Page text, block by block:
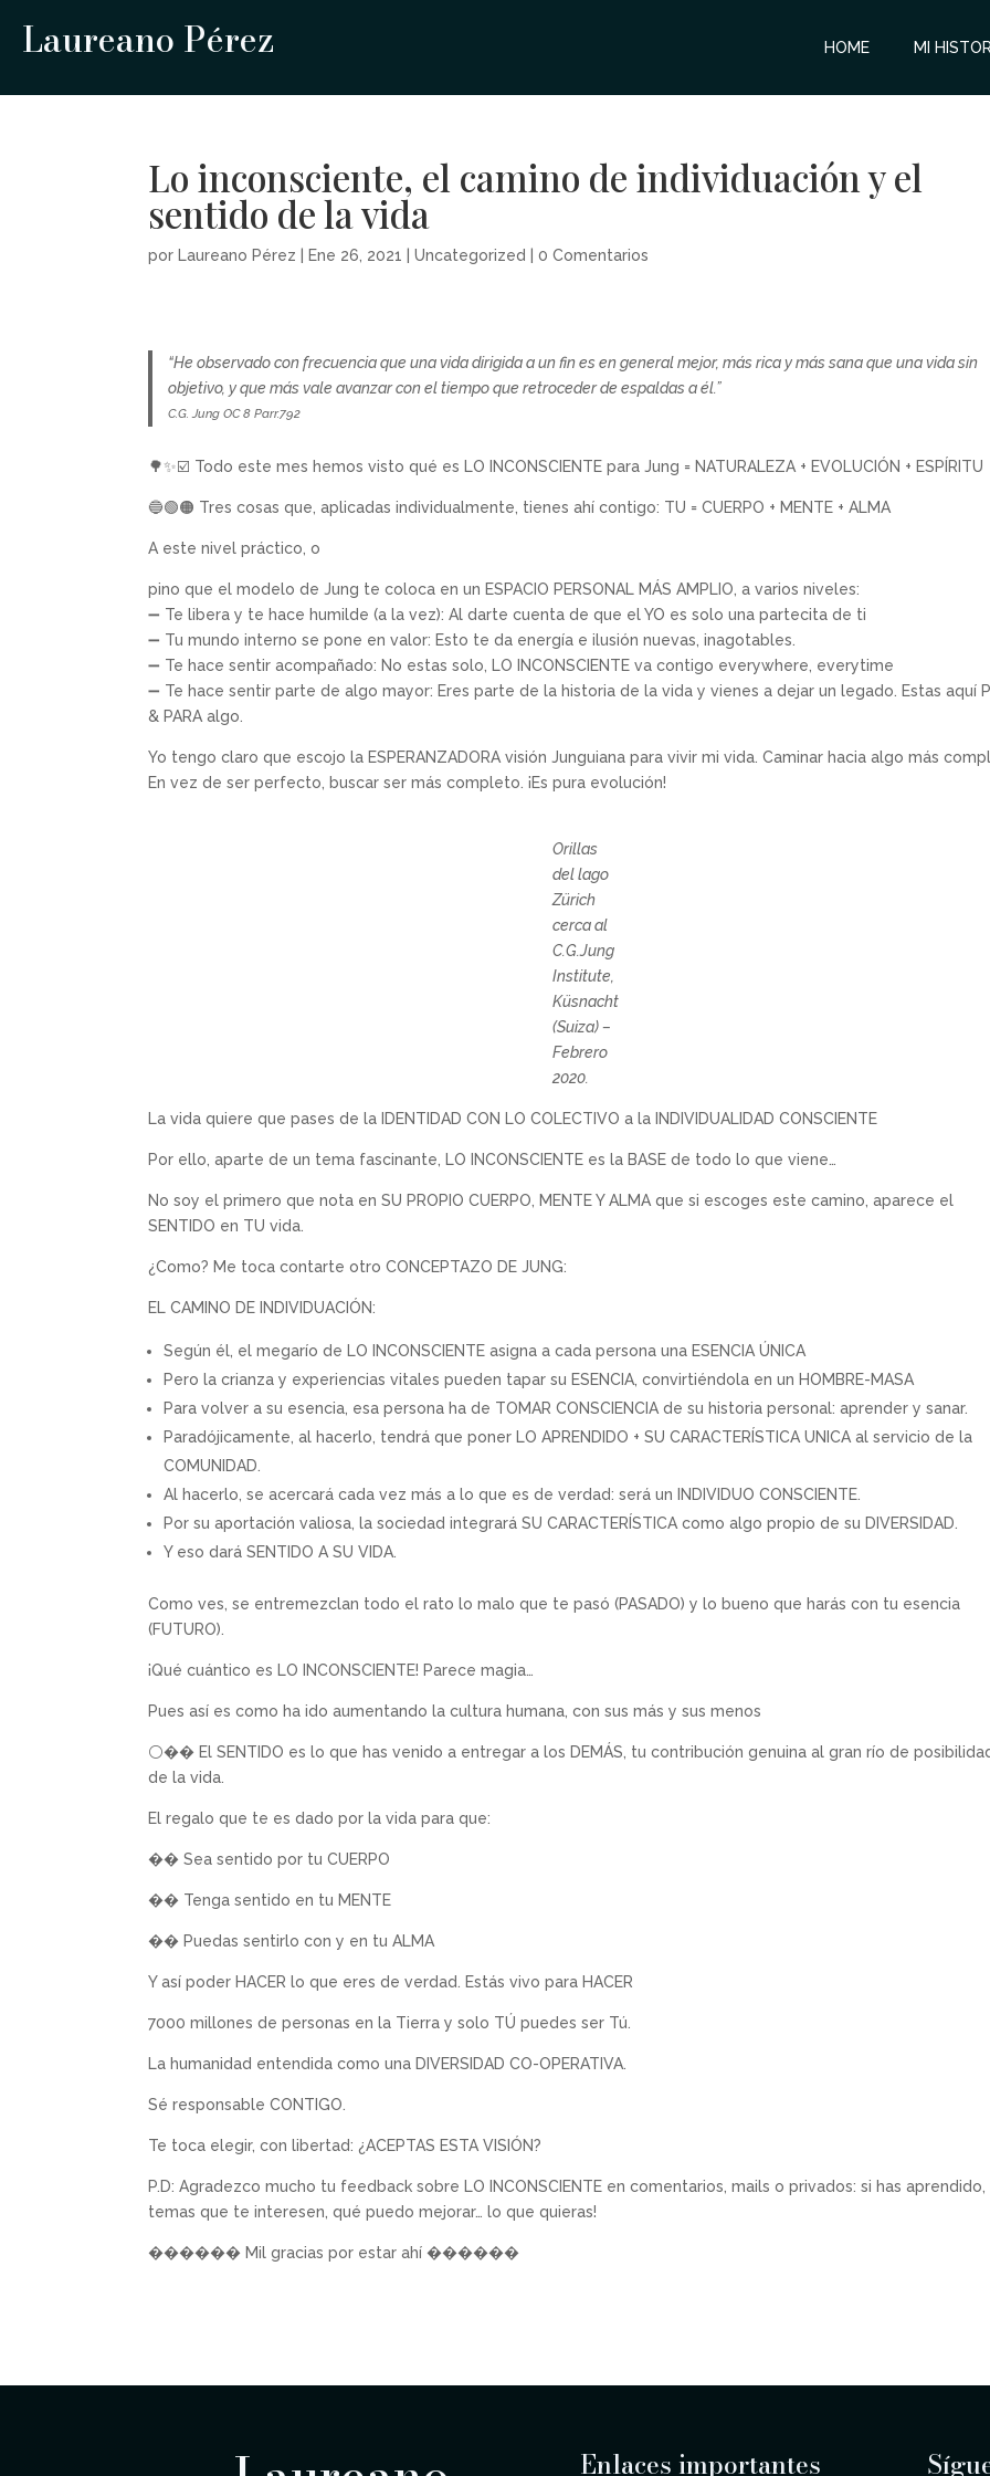
Laureano Pérez HOME MI
Lo inconsciente, el camino de individuación y el
sentido de la vida
por Laureano Pérez Ene 26, 2021 |Uncategorized |0 Comentarios
“He observado con frecuencia que una vida dirigida a un fin es en general mejor, más rica y más sana que una vida sin
objetivo, y que más vale avanzar con el tiempo que retroceder de espaldas a él.”
C.G. Jung OC 8 Parr.792
🌳✨☑️ Todo este mes hemos visto qué es LO INCONSCIENTE para Jung = NATURALEZA + EVOLUCIÓN + ESPÍRITU
🔵🟢🟠 Tres cosas que, aplicadas individualmente, tienes ahí contigo: TU = CUERPO + MENTE + ALMA
A este nivel práctico, o
pino que el modelo de Jung te coloca en un ESPACIO PERSONAL MÁS AMPLIO, a varios niveles:
➖ Te libera y te hace humilde (a la vez): Al darte cuenta de que el YO es solo una partecita de ti
➖ Tu mundo interno se pone en valor: Esto te da energía e ilusión nuevas, inagotables.
➖ Te hace sentir acompañado: No estas solo, LO INCONSCIENTE va contigo everywhere, everytime
➖ Te hace sentir parte de algo mayor: Eres parte de la historia de la vida y vienes a dejar un legado. Estas aquí
& PARA algo.
Yo tengo claro que escojo la ESPERANZADORA visión Junguiana para vivir mi vida. Caminar hacia algo más
En vez de ser perfecto, buscar ser más completo. ¡Es pura evolución!
Orillas
del lago
Zürich
cerca al
C.G.Jung
Institute,
Küsnacht
(Suiza) –
Febrero
2020.
La vida quiere que pases de la IDENTIDAD CON LO COLECTIVO a la INDIVIDUALIDAD CONSCIENTE
Por ello, aparte de un tema fascinante, LO INCONSCIENTE es la BASE de todo lo que viene…
No soy el primero que nota en SU PROPIO CUERPO, MENTE Y ALMA que si escoges este camino, aparece el
SENTIDO en TU vida.
¿Como? Me toca contarte otro CONCEPTAZO DE JUNG:
EL CAMINO DE INDIVIDUACIÓN:
Según él, el megarío de LO INCONSCIENTE asigna a cada persona una ESENCIA ÚNICA
Pero la crianza y experiencias vitales pueden tapar su ESENCIA, convirtiéndola en un HOMBRE-MASA
Para volver a su esencia, esa persona ha de TOMAR CONSCIENCIA de su historia personal: aprender y sanar.
Paradójicamente, al hacerlo, tendrá que poner LO APRENDIDO + SU CARACTERÍSTICA UNICA al servicio de la
COMUNIDAD.
Al hacerlo, se acercará cada vez más a lo que es de verdad: será un INDIVIDUO CONSCIENTE.
Por su aportación valiosa, la sociedad integrará SU CARACTERÍSTICA como algo propio de su DIVERSIDAD.
Y eso dará SENTIDO A SU VIDA.
Como ves, se entremezclan todo el rato lo malo que te pasó (PASADO) y lo bueno que harás con tu esencia
(FUTURO).
¡Qué cuántico es LO INCONSCIENTE! Parece magia…
Pues así es como ha ido aumentando la cultura humana, con sus más y sus menos
⚪�� El SENTIDO es lo que has venido a entregar a los DEMÁS, tu contribución genuina al gran río de
de la vida.
El regalo que te es dado por la vida para que:
�� Sea sentido por tu CUERPO
�� Tenga sentido en tu MENTE
�� Puedas sentirlo con y en tu ALMA
Y así poder HACER lo que eres de verdad. Estás vivo para HACER
7000 millones de personas en la Tierra y solo TÚ puedes ser Tú.
La humanidad entendida como una DIVERSIDAD CO-OPERATIVA.
Sé responsable CONTIGO.
Te toca elegir, con libertad: ¿ACEPTAS ESTA VISIÓN?
P.D: Agradezco mucho tu feedback sobre LO INCONSCIENTE en comentarios, mails o privados: si has aprendido,
temas que te interesen, qué puedo mejorar… lo que quieras!
������ Mil gracias por estar ahí ������
Enlaces importantes